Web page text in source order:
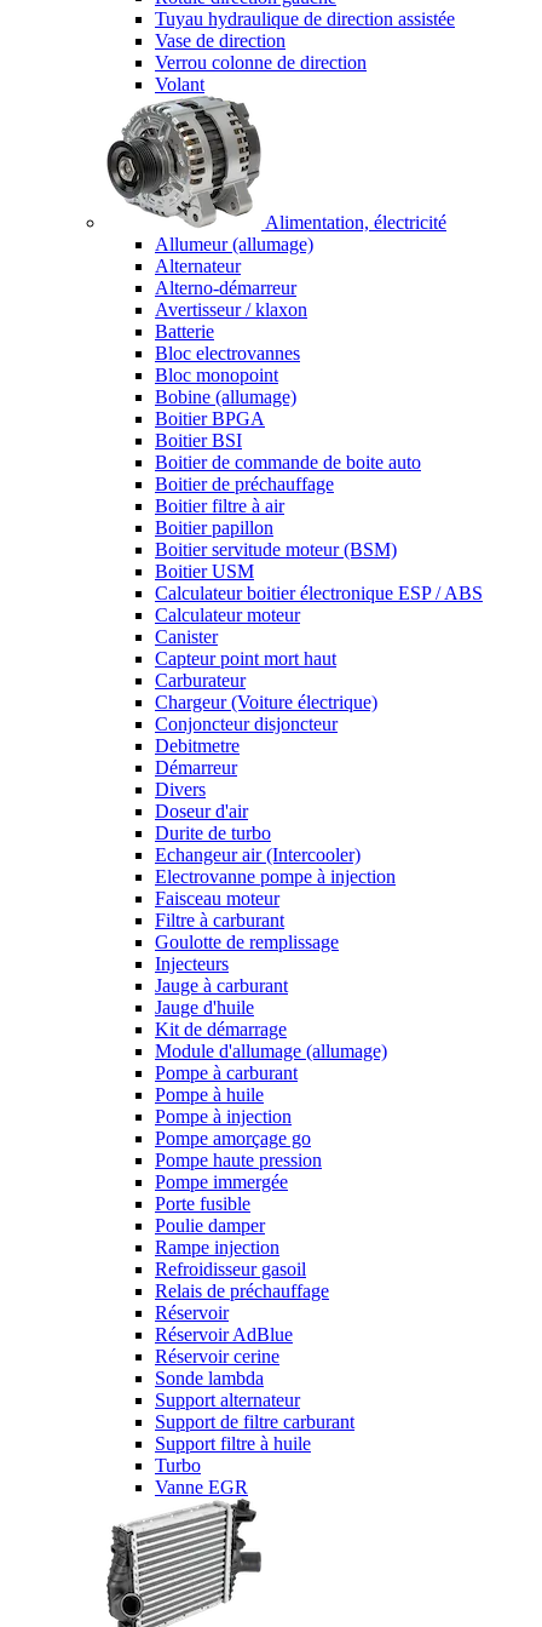
Tuyau hydraulique de direction assistée
Vase de direction
Verrou colonne de direction
Volant
Alimentation, électricité
Allumeur (allumage)
Alternateur
Alterno-démarreur
Avertisseur / klaxon
Batterie
Bloc electrovannes
Bloc monopoint
Bobine (allumage)
Boitier BPGA
Boitier BSI
Boitier de commande de boite auto
Boitier de préchauffage
Boitier filtre à air
Boitier papillon
Boitier servitude moteur (BSM)
Boitier USM
Calculateur boitier électronique ESP / ABS
Calculateur moteur
Canister
Capteur point mort haut
Carburateur
Chargeur (Voiture électrique)
Conjoncteur disjoncteur
Debitmetre
Démarreur
Divers
Doseur d'air
Durite de turbo
Echangeur air (Intercooler)
Electrovanne pompe à injection
Faisceau moteur
Filtre à carburant
Goulotte de remplissage
Injecteurs
Jauge à carburant
Jauge d'huile
Kit de démarrage
Module d'allumage (allumage)
Pompe à carburant
Pompe à huile
Pompe à injection
Pompe amorçage go
Pompe haute pression
Pompe immergée
Porte fusible
Poulie damper
Rampe injection
Refroidisseur gasoil
Relais de préchauffage
Réservoir
Réservoir AdBlue
Réservoir cerine
Sonde lambda
Support alternateur
Support de filtre carburant
Support filtre à huile
Turbo
Vanne EGR